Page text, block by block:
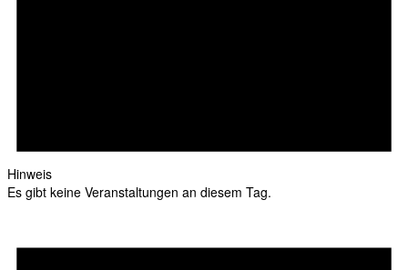
Hinweis
Es gibt keine Veranstaltungen an diesem Tag.